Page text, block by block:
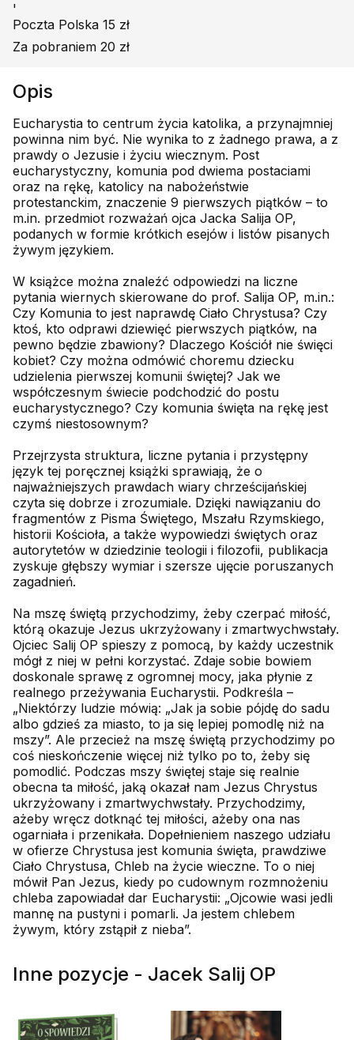
'
Poczta Polska 15 zł
Za pobraniem 20 zł
Opis
Eucharystia to centrum życia katolika, a przynajmniej
powinna nim być. Nie wynika to z żadnego prawa, a z
prawdy o Jezusie i życiu wiecznym. Post
eucharystyczny, komunia pod dwiema postaciami
oraz na rękę, katolicy na nabożeństwie
protestanckim, znaczenie 9 pierwszych piątków – to
m.in. przedmiot rozważań ojca Jacka Salija OP,
podanych w formie krótkich esejów i listów pisanych
żywym językiem.
W książce można znaleźć odpowiedzi na liczne
pytania wiernych skierowane do prof. Salija OP, m.in.:
Czy Komunia to jest naprawdę Ciało Chrystusa? Czy
ktoś, kto odprawi dziewięć pierwszych piątków, na
pewno będzie zbawiony? Dlaczego Kościół nie święci
kobiet? Czy można odmówić choremu dziecku
udzielenia pierwszej komunii świętej? Jak we
współczesnym świecie podchodzić do postu
eucharystycznego? Czy komunia święta na rękę jest
czymś niestosownym?
Przejrzysta struktura, liczne pytania i przystępny
język tej poręcznej książki sprawiają, że o
najważniejszych prawdach wiary chrześcijańskiej
czyta się dobrze i zrozumiale. Dzięki nawiązaniu do
fragmentów z Pisma Świętego, Mszału Rzymskiego,
historii Kościoła, a także wypowiedzi świętych oraz
autorytetów w dziedzinie teologii i filozofii, publikacja
zyskuje głębszy wymiar i szersze ujęcie poruszanych
zagadnień.
Na mszę świętą przychodzimy, żeby czerpać miłość,
którą okazuje Jezus ukrzyżowany i zmartwychwstały.
Ojciec Salij OP spieszy z pomocą, by każdy uczestnik
mógł z niej w pełni korzystać. Zdaje sobie bowiem
doskonale sprawę z ogromnej mocy, jaka płynie z
realnego przeżywania Eucharystii. Podkreśla –
„Niektórzy ludzie mówią: „Jak ja sobie pójdę do sadu
albo gdzieś za miasto, to ja się lepiej pomodlę niż na
mszy”. Ale przecież na mszę świętą przy­chodzimy po
coś nieskończenie więcej niż tylko po to, żeby się
pomodlić. Podczas mszy świętej staje się realnie
obecna ta miłość, jaką okazał nam Jezus Chrystus
ukrzyżowany i zmartwychwstały. Przychodzimy,
ażeby wręcz dotknąć tej miłości, ażeby ona nas
ogarniała i przenikała. Dopełnieniem naszego udziału
w ofierze Chrystusa jest ko­munia święta, prawdziwe
Ciało Chrystusa, Chleb na życie wieczne. To o niej
mówił Pan Jezus, kiedy po cudownym rozmnożeniu
chleba zapowiadał dar Eucharystii: „Ojcowie wasi jedli
mannę na pustyni i pomarli. Ja jestem chlebem
żywym, który zstąpił z nieba”.
Inne pozycje - Jacek Salij OP